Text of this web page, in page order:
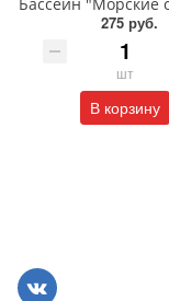
275 руб.
шт
В корзину